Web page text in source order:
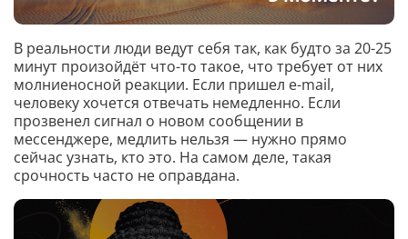
В реальности люди ведут себя так, как будто за 20-25
минут произойдёт что-то такое, что требует от них
молниеносной реакции. Если пришел e-mail,
человеку хочется отвечать немедленно. Если
прозвенел сигнал о новом сообщении в
мессенджере, медлить нельзя — нужно прямо
сейчас узнать, кто это. На самом деле, такая
срочность часто не оправдана.